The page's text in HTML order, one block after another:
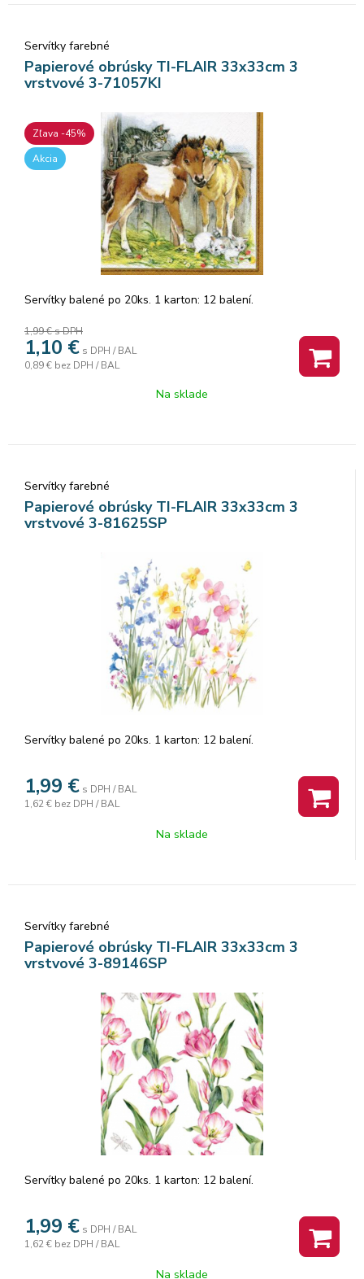
Servítky farebné
Papierové obrúsky TI-FLAIR 33x33cm 3
vrstvové 3-71057KI
Zľava -45%
Akcia
Servítky balené po 20ks. 1 karton: 12 balení.
1,99 €s DPH
1,10 € s DPH / BAL
0,89 € bez DPH / BAL
Na sklade
Servítky farebné
Papierové obrúsky TI-FLAIR 33x33cm 3
vrstvové 3-81625SP
Servítky balené po 20ks. 1 karton: 12 balení.
1,99 € s DPH / BAL
1,62 € bez DPH / BAL
Na sklade
Servítky farebné
Papierové obrúsky TI-FLAIR 33x33cm 3
vrstvové 3-89146SP
Servítky balené po 20ks. 1 karton: 12 balení.
1,99 € s DPH / BAL
1,62 € bez DPH / BAL
Na sklade